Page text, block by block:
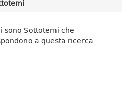
sono Sottotemi che
a questa ricerca